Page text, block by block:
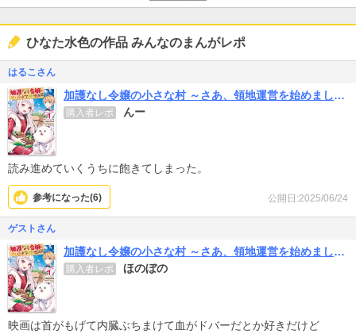
ひなた水色の作品 みんなのまんがレポ
はるこさん
加護なし令嬢の小さな村 ～さあ、領地運営を始めましょう！～
購入者レポ んー
読み進めていくうちに飽きてしまった。
公開日:2025/06/24
参考になった(6)
ゲストさん
加護なし令嬢の小さな村 ～さあ、領地運営を始めましょう！～
購入者レポ ほのぼの
映画は首がもげて内臓ぶちまけて血がドバーだとか好きだけど